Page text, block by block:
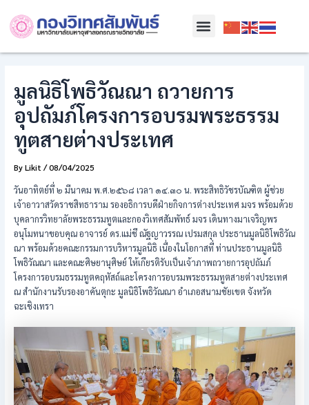
content
Menu
มูลนิธิโพธิวัณณา ถวายการ
อุปถัมภ์โครงการอบรมพระธรรม
ทูตสายต่างประเทศ
ByLikit/08/04/2025
วันอาทิตย์ที่ ๒ มีนาคม พ.ศ.๒๕๖๘ เวลา ๑๔.๓๐ น. พระสิทธิวัชรบัณฑิต ผู้ช่วย
เจ้าอาวาสวัดราชสิทธาราม รองอธิการบดีฝ่ายกิจการต่างประเทศ มจร พร้อมด้วย
บุคลากรวิทยาลัยพระธรรมทูตและกองวิเทศสัมพัทธ์ มจร เดินทางมาเจริญพร
อนุโมทนาขอบคุณ อาจารย์ ดร.แม่ชี ณัฐญาวรรณ เปรมสกุล ประธานมูลนิธิโพธิวัณ
ณา พร้อมด้วยคณะกรรมการบริหารมูลนิธิ เนื่องในโอกาสที่ ท่านประธานมูลนิธิ
โพธิวัณณา และคณะศิษยานุศิษย์ ให้เกียรติรับเป็นเจ้าภาพถวายการอุปถัมภ์
โครงการอบรมธรรมทูตคฤหัสถ์และโครงการอบรมพระธรรมทูตสายต่างประเทศ
ณ สำนักงานรับรองอาคันตุกะ มูลนิธิโพธิวัณณา อำเภอสนามชัยเขต จังหวัด
ฉะเชิงเทรา
navigation